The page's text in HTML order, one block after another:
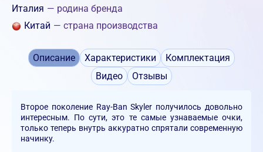
Италия — родина бренда
Китай — страна производства
Описание Характеристики
Комплектация
Видео
Отзывы
Второе поколение Ray-Ban Skyler получилось довольно
интересным. По сути, это те самые узнаваемые очки,
только теперь внутрь аккуратно спрятали современную
начинку.